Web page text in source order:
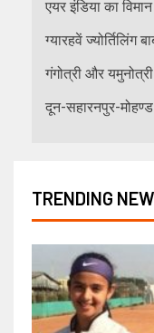
एयर इंडिया का
ग्यारहवें
गंगोत्री और
दून-सहारनपुर-
TRENDING